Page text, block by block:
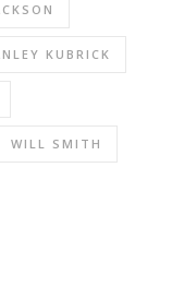
KUBRICK
WILL SMITH